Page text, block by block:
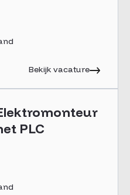
Bekijk vacature
PLC